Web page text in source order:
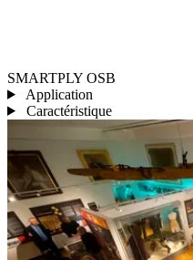
SMARTPLY OSB
Application
Caractéristique